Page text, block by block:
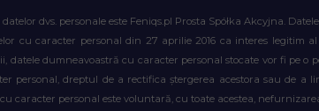
dvs. personale este Feniqs.pl Prosta Spółka Akcyjna.
cu caracter personal din 27 aprilie 2016 ca interes
datele dumneavoastră cu caracter personal stocate vor fi pe
personal, dreptul de a rectifica ștergerea acestora sau de
caracter personal este voluntară, cu toate acestea,